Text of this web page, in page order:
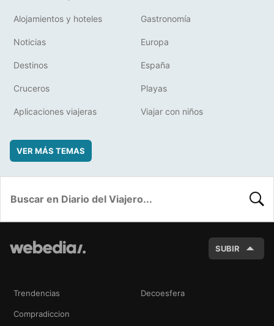
Alojamientos y hoteles Gastronomía
Noticias Europa
Destinos España
Cruceros Playas
Aplicaciones viajeras Viajar con niños
VER MÁS TEMAS
SUBIR
Trendencias Decoesfera
Compradiccion